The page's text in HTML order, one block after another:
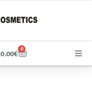
0.00€
0